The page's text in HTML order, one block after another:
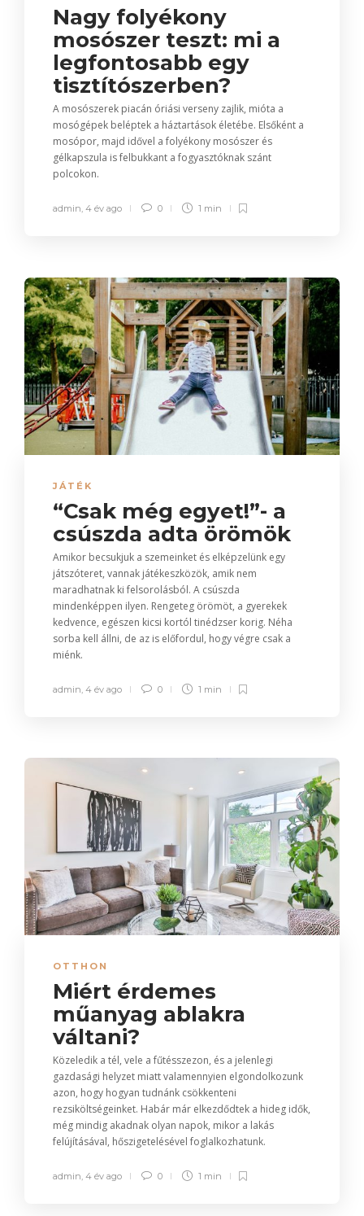
Nagy folyékony
mosószer teszt: mi a
legfontosabb egy
tisztítószerben?
A mosószerek piacán óriási verseny zajlik, mióta a
mosógépek beléptek a háztartások életébe. Elsőként a
mosópor, majd idővel a folyékony mosószer és
gélkapszula is felbukkant a fogyasztóknak szánt
polcokon.
admin, 4 év ago 0 1 min
JÁTÉK
“Csak még egyet!”- a
csúszda adta örömök
Amikor becsukjuk a szemeinket és elképzelünk egy
játszóteret, vannak játékeszközök, amik nem
maradhatnak ki felsorolásból. A csúszda
mindenképpen ilyen. Rengeteg örömöt, a gyerekek
kedvence, egészen kicsi kortól tinédzser korig. Néha
sorba kell állni, de az is előfordul, hogy végre csak a
miénk.
admin, 4 év ago 0 1 min
OTTHON
Miért érdemes
műanyag ablakra
váltani?
Közeledik a tél, vele a fűtésszezon, és a jelenlegi
gazdasági helyzet miatt valamennyien elgondolkozunk
azon, hogy hogyan tudnánk csökkenteni
rezsiköltségeinket. Habár már elkezdődtek a hideg idők,
még mindig akadnak olyan napok, mikor a lakás
felújításával, hőszigetelésével foglalkozhatunk.
admin, 4 év ago 0 1 min